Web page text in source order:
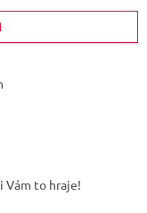
Vám to hraje!